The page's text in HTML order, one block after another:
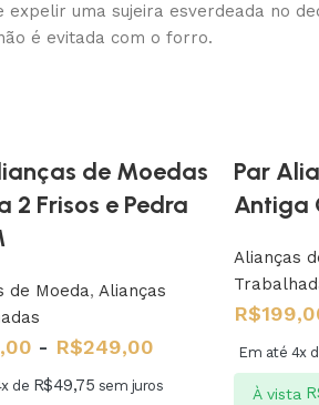
uma sujeira esverdeada no
é evitada com o forro.
de Moedas
2 Frisos e Pedra
de Moeda, Alianças
- R$249,00
de R$49,75 sem juros
Par
Antiga
Alianças
R$
Em até 4x
À vista